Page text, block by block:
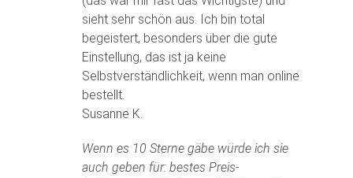
sieht sehr schön aus. Ich bin total
begeistert, besonders über die gute
Einstellung, das ist ja keine
Selbstverständlichkeit, wenn man online
bestellt.
Susanne K.
Wenn es 10 Sterne gäbe würde ich sie
auch geben für: bestes Preis-